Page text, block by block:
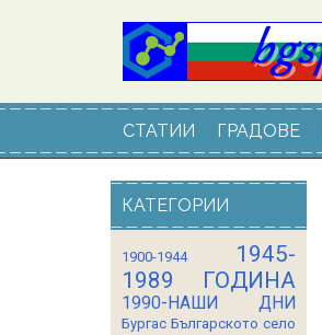
СТАТИИ ГРАДОВЕ
КАТЕГОРИИ
1900-1944
1945-
1989 ГОДИНА
1990-НАШИ ДНИ
Бургас Българското село